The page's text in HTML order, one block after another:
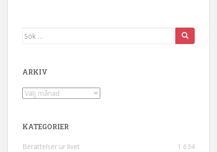
Sök efter:
ARKIV
Arkiv
KATEGORIER
Berättelser ur livet 1 634